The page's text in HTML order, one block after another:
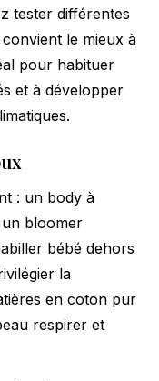
tester différentes
le mieux à
pour habituer
et à développer
: un body à
bloomer
bébé dehors
la
en coton pur
respirer et